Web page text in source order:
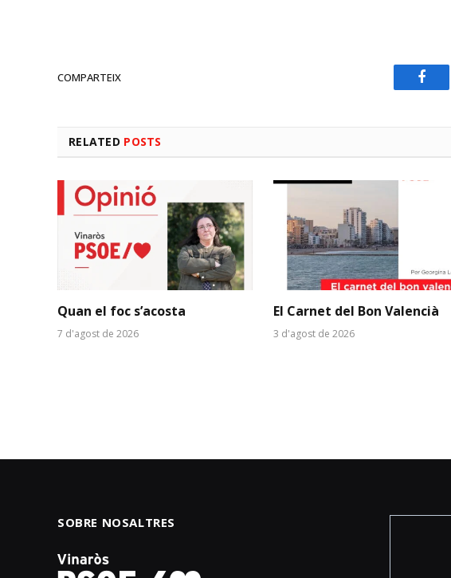
COMPARTEIX
RELATED POSTS
Quan el foc s’acosta
7 d'agost de 2026
El Carnet del Bon Valencià
3 d'agost de 2026
SOBRE NOSALTRES